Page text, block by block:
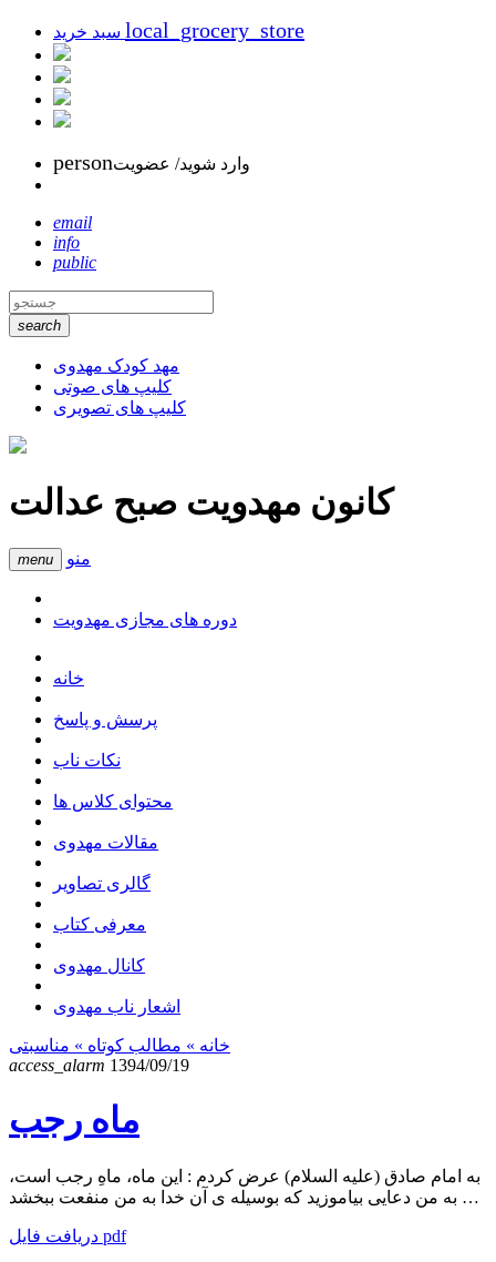
local_grocery_store
personوارد شوید/ عضویت
email
info
public
search
مهد کودک مهدوی
کلیپ های صوتی
کلیپ های تصویری
کانون مهدویت صبح عدالت
menu منو
دوره های مجازی مهدویت
خانه
پرسش و پاسخ
نکات ناب
محتوای کلاس ها
مقالات مهدوی
گالری تصاویر
معرفی کتاب
کانال مهدوی
اشعار ناب مهدوی
خانه » مطالب کوتاه » مناسبتی
access_alarm 1394/09/19
ماه رجب
به امام صادق (علیه السلام) عرض کردم : این ماه، ماهِ رجب است،
به من دعایی بیاموزید که بوسیله ی آن خدا به من منفعت ببخشد …
دریافت فایل pdf